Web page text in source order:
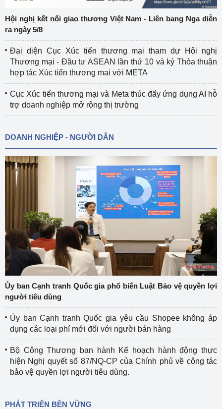
Hội nghị kết nối giao thương Việt Nam - Liên bang Nga diễn
ra ngày 5/8
Đại diện Cục Xúc tiến thương mại tham dự Hội nghị
Thương mại - Đầu tư ASEAN lần thứ 10 và ký Thỏa thuận
hợp tác Xúc tiến thương mại với META
Cục Xúc tiến thương mại và Meta thúc đẩy ứng dụng AI hỗ
trợ doanh nghiệp mở rộng thị trường
DOANH NGHIỆP - NGƯỜI DÂN
Ủy ban Cạnh tranh Quốc gia phổ biến Luật Bảo vệ quyền lợi
người tiêu dùng
Ủy ban Cạnh tranh Quốc gia yêu cầu Shopee không áp
dụng các loại phí mới đối với người bán hàng
Bộ Công Thương ban hành Kế hoạch hành động thực
hiện Nghị quyết số 87/NQ-CP của Chính phủ về công tác
bảo vệ quyền lợi người tiêu dùng.
PHÁT TRIỂN BỀN VỮNG